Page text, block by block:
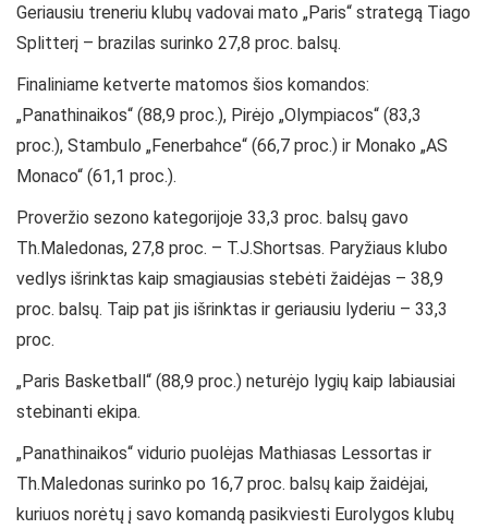
Geriausiu treneriu klubų vadovai mato „Paris“ strategą Tiago
Splitterį – brazilas surinko 27,8 proc. balsų.
Finaliniame ketverte matomos šios komandos:
„Panathinaikos“ (88,9 proc.), Pirėjo „Olympiacos“ (83,3
proc.), Stambulo „Fenerbahce“ (66,7 proc.) ir Monako „AS
Monaco“ (61,1 proc.).
Proveržio sezono kategorijoje 33,3 proc. balsų gavo
Th.Maledonas, 27,8 proc. – T.J.Shortsas. Paryžiaus klubo
vedlys išrinktas kaip smagiausias stebėti žaidėjas – 38,9
proc. balsų. Taip pat jis išrinktas ir geriausiu lyderiu – 33,3
proc.
„Paris Basketball“ (88,9 proc.) neturėjo lygių kaip labiausiai
stebinanti ekipa.
„Panathinaikos“ vidurio puolėjas Mathiasas Lessortas ir
Th.Maledonas surinko po 16,7 proc. balsų kaip žaidėjai,
kuriuos norėtų į savo komandą pasikviesti Eurolygos klubų